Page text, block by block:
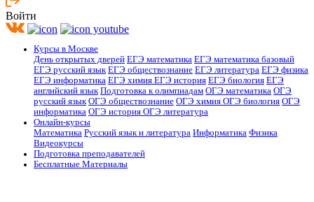
Войти
Курсы в Москве
День открытых дверей ЕГЭ математика ЕГЭ математика базовый
ЕГЭ русский язык ЕГЭ обществознание ЕГЭ литература ЕГЭ физика
ЕГЭ информатика ЕГЭ химия ЕГЭ история ЕГЭ биология ЕГЭ
английский язык Подготовка к олимпиадам ОГЭ математика ОГЭ
русский язык ОГЭ обществознание ОГЭ химия ОГЭ биология ОГЭ
информатика ОГЭ история ОГЭ литература
Онлайн-курсы
Математика Русский язык и литература Информатика Физика
Видеокурсы
Подготовка преподавателей
Бесплатные Материалы